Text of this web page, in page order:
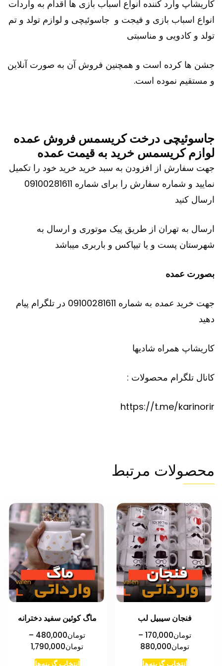
کاریشاپ وارد کننده انواع اسباب بازی ها اقدام به واردات
انواع اسباب بازی و فیجت و جاسوئیچی و لوازم تولد و تم
تولد و کادویی و مناسبتی
جشن ها کرده است و همچنین فروش آن به صورت آنلاین
و مستقیم نموده است.
جاسوئیچی درخت کریسمس فروش عمده
لوازم کریسمس خرید به قیمت عمده
جهت سفارش از افزودن به سبد خرید خرید خود را تکمیل
نمایید و شماره سفارش را برای شماره 09100281611
ارسال کنید
ارسال به تهران از طریق پیک موتوری و ارسال به
شهرستان پست و یا تیپاکس و باربری میباشد
بصورت عمده
جهت خرید عمده
به شماره 09100281611 در تلگرام پیام
دهید
کاریشاپ همراه شادیها
کانال تلگرام محصولات :
https://t.me/karinorir
محصولات مرتبط
فنجان سیبیل لب
تومان170,000
–
تومان880,000محدوده
انتخاب گزینه‌هااین
ماگ کوئین سفید دخترانه
تومان480,000
–
تومان1,790,000محدوده
انتخاب گزینه‌هااین